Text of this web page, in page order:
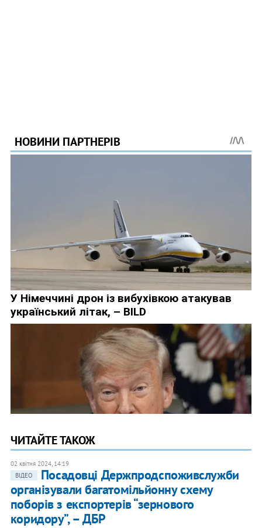
ЧИТАЙТЕ ТАКОЖ
02 квітня 2024, 14:19
ВІДЕО
Посадовці Держпродспоживслужби
організували багатомільйонну схему
поборів з експортерів “зернового
коридору”, – ДБР